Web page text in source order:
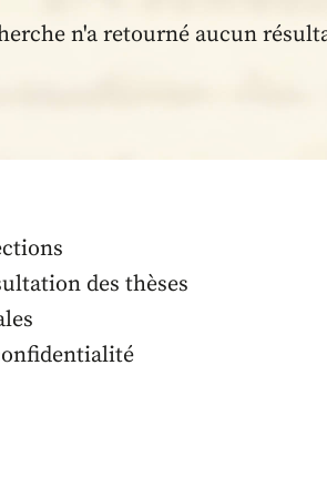
n'a retourné aucun
des thèses